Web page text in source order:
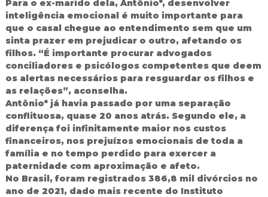
Para o ex-marido dela, Antônio*, desenvolver
inteligência emocional é muito importante para
que o casal chegue ao entendimento sem que um
sinta prazer em prejudicar o outro, afetando os
filhos. “É importante procurar advogados
conciliadores e psicólogos competentes que deem
os alertas necessários para resguardar os filhos e
as relações”, aconselha.
Antônio* já havia passado por uma separação
conflituosa, quase 20 anos atrás. Segundo ele, a
diferença foi infinitamente maior nos custos
financeiros, nos prejuízos emocionais de toda a
família e no tempo perdido para exercer a
paternidade com aproximação e afeto.
No Brasil, foram registrados 386,8 mil divórcios no
ano de 2021, dado mais recente do Instituto